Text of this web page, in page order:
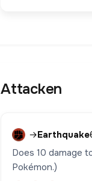
Attacken
→Earthquake
Does 10 damage
Pokémon.)